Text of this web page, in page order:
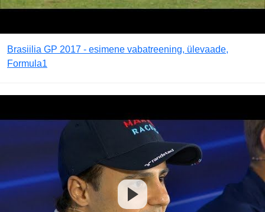
Brasiilia GP 2017 - esimene vabatreening, ülevaade,
Formula1